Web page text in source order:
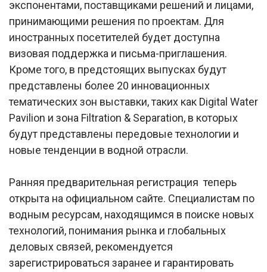
экспонентами, поставщиками решений и лицами,
принимающими решения по проектам. Для
иностранных посетителей будет доступна
визовая поддержка и письма-приглашения.
Кроме того, в предстоящих выпусках будут
представлены более 20 инновационных
тематических зон выставки, таких как Digital Water
Pavilion и зона Filtration & Separation, в которых
будут представлены передовые технологии и
новые тенденции в водной отрасли.
Ранняя предварительная регистрация теперь
открыта на официальном сайте. Специалистам по
водным ресурсам, находящимся в поиске новых
технологий, понимания рынка и глобальных
деловых связей, рекомендуется
зарегистрироваться заранее и гарантировать